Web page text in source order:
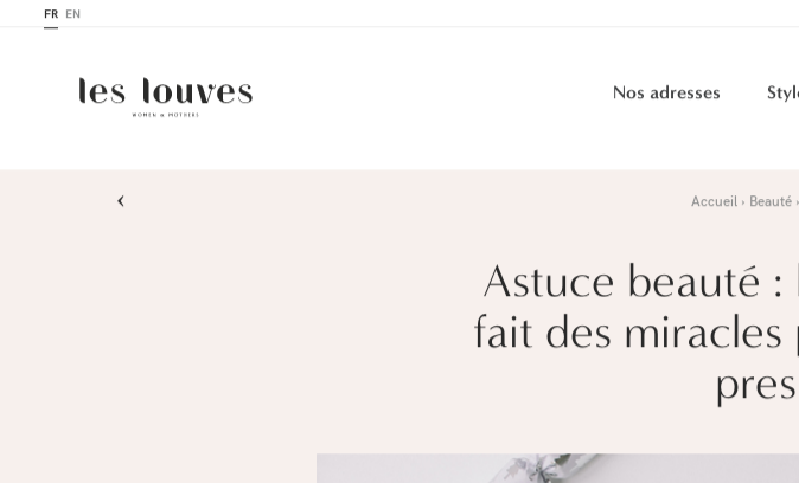
FR EN
Nos adresses
› Accueil Beauté
Astuce beauté
fait des miracles